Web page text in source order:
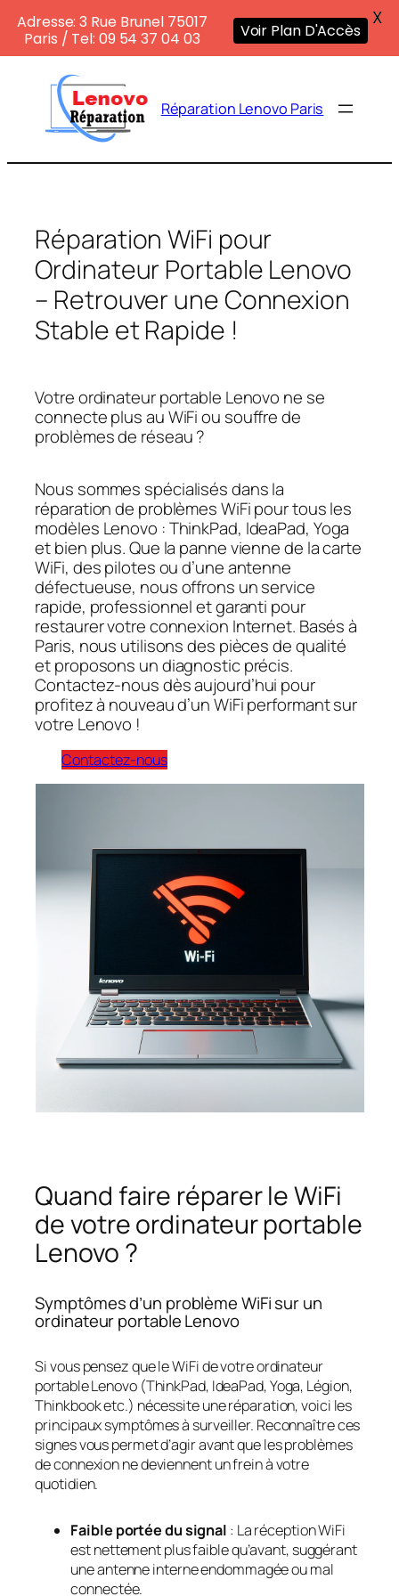
contenu
Réparation Lenovo Paris
Réparation WiFi pour
Ordinateur Portable Lenovo
– Retrouver une Connexion
Stable et Rapide !
Votre ordinateur portable Lenovo ne se
connecte plus au WiFi ou souffre de
problèmes de réseau ?
Nous sommes spécialisés dans la
réparation de problèmes WiFi pour tous les
modèles Lenovo : ThinkPad, IdeaPad, Yoga
et bien plus. Que la panne vienne de la carte
WiFi, des pilotes ou d’une antenne
défectueuse, nous offrons un service
rapide, professionnel et garanti pour
restaurer votre connexion Internet. Basés à
Paris, nous utilisons des pièces de qualité
et proposons un diagnostic précis.
Contactez-nous dès aujourd’hui pour
profitez à nouveau d’un WiFi performant sur
votre Lenovo !
Contactez-nous
Quand faire réparer le WiFi
de votre ordinateur portable
Lenovo ?
Symptômes d’un problème WiFi sur un
ordinateur portable Lenovo
Si vous pensez que le WiFi de votre ordinateur
portable Lenovo (ThinkPad, IdeaPad, Yoga, Légion,
Thinkbook etc.) nécessite une réparation, voici les
principaux symptômes à surveiller. Reconnaître ces
signes vous permet d’agir avant que les problèmes
de connexion ne deviennent un frein à votre
quotidien.
Faible portée du signal : La réception WiFi
est nettement plus faible qu’avant, suggérant
une antenne interne endommagée ou mal
connectée.
Adresse: 3 Rue Brunel 75017
Paris / Tel: 09 54 37 04 03
Voir Plan D'Accès
X